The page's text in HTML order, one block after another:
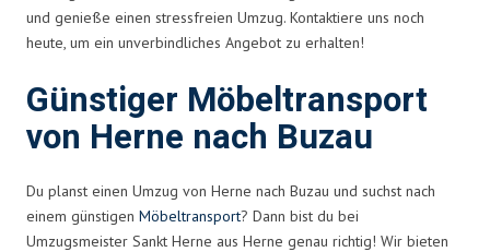
und genieße einen stressfreien Umzug. Kontaktiere uns noch
heute, um ein unverbindliches Angebot zu erhalten!
Günstiger Möbeltransport
von Herne nach Buzau
Du planst einen Umzug von Herne nach Buzau und suchst nach
einem günstigen Möbeltransport? Dann bist du bei
Umzugsmeister Sankt Herne aus Herne genau richtig! Wir bieten